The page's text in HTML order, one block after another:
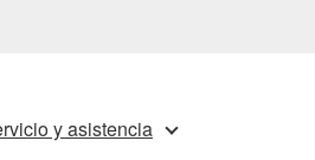
y asistencia